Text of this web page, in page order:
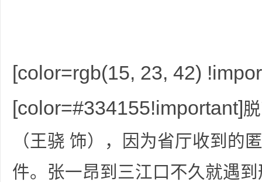
[color=rgb(15, 23, 42)
[color=#334155!important]
（王骁 饰），因为省厅收到的
件。张一昂到三江口不久就遇